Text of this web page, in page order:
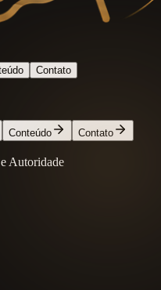
Contato
Conteúdo Contato
Autoridade